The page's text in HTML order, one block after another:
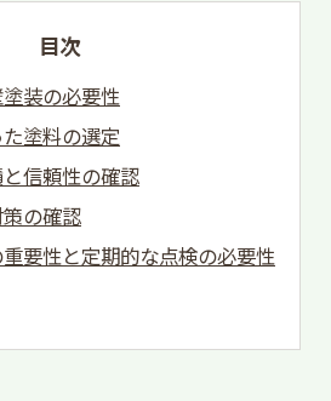
目次
装の必要性
塗料の選定
信頼性の確認
の確認
要性と定期的な点検の必要性